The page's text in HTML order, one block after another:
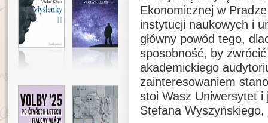
Ekonomicznej w
instytucji naukowych i
główny powód tego,
sposobność, by
akademickiego
zainteresowaniem
stoi Wasz Uniwersytet i
Stefana